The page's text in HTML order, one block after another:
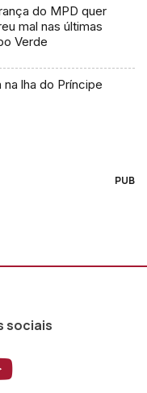
do MPD quer
mal nas últimas
Verde
lha do Príncipe
PUB
sociais
ao ao
Aceder